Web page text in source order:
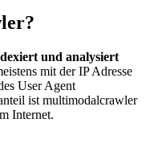
und analysiert
mit der IP Adresse
User Agent
ist multimodalcrawler
Internet.